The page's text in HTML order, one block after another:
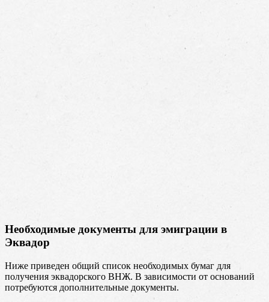
Необходимые документы для эмиграции в
Эквадор
Ниже приведен общий список необходимых бумаг для
получения эквадорского ВНЖ. В зависимости от оснований
потребуются дополнительные документы.